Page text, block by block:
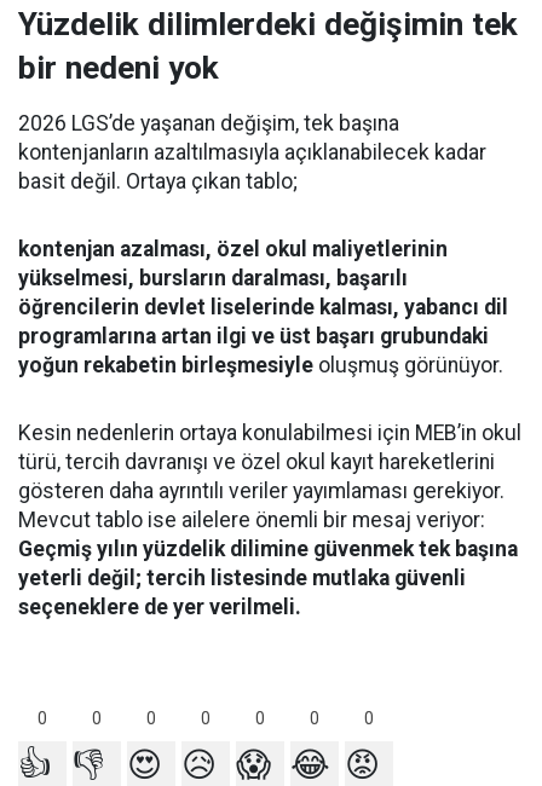
Yüzdelik dilimlerdeki değişimin tek
bir nedeni yok
2026 LGS’de yaşanan değişim, tek başına
kontenjanların azaltılmasıyla açıklanabilecek kadar
basit değil. Ortaya çıkan tablo;
kontenjan azalması, özel okul maliyetlerinin
yükselmesi, bursların daralması, başarılı
öğrencilerin devlet liselerinde kalması, yabancı dil
programlarına artan ilgi ve üst başarı grubundaki
yoğun rekabetin birleşmesiyle oluşmuş görünüyor.
Kesin nedenlerin ortaya konulabilmesi için MEB’in okul
türü, tercih davranışı ve özel okul kayıt hareketlerini
gösteren daha ayrıntılı veriler yayımlaması gerekiyor.
Mevcut tablo ise ailelere önemli bir mesaj veriyor:
Geçmiş yılın yüzdelik dilimine güvenmek tek başına
yeterli değil; tercih listesinde mutlaka güvenli
seçeneklere de yer verilmeli.
0 0 0 0 0 0 0
👍 👎 😍 😥 😱 😂 😡